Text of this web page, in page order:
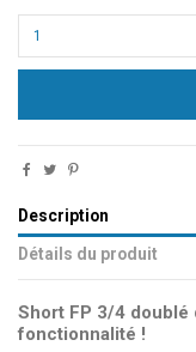
Description
Détails du produit
Short FP 3/4 doublé
fonctionnalité !